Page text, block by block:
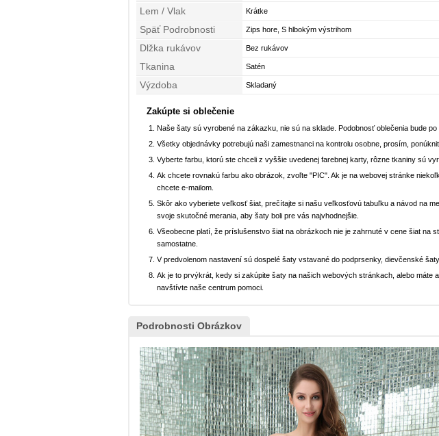
Lem / Vlak Krátke
Späť Podrobnosti Zips hore, S hlbokým výstrihom
Dlžka rukávov Bez rukávov
Tkanina Satén
Výzdoba Skladaný
Zakúpte si oblečenie
Naše šaty sú vyrobené na zákazku, nie sú na sklade. Podobnosť oblečenia bude
Všetky objednávky potrebujú naši zamestnanci na kontrolu osobne, prosím,
Vyberte farbu, ktorú ste chceli z vyššie uvedenej farebnej karty, rôzne tkaniny sú
Ak chcete rovnakú farbu ako obrázok, zvoľte "PIC". Ak je na webovej stránke
chcete e-mailom.
Skôr ako vyberiete veľkosť šiat, prečítajte si našu veľkosťovú tabuľku a návod na
svoje skutočné merania, aby šaty boli pre vás najvhodnejšie.
Všeobecne platí, že príslušenstvo šiat na obrázkoch nie je zahrnuté v cene šiat
samostatne.
V predvolenom nastavení sú dospelé šaty vstavané do podprsenky, dievčenské
Ak je to prvýkrát, kedy si zakúpite šaty na našich webových stránkach, alebo
navštívte naše centrum pomoci.
Podrobnosti Obrázkov